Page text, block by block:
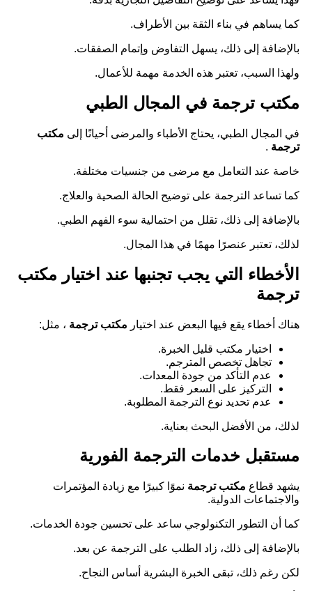
كما يساهم في بناء الثقة بين الأطراف.
بالإضافة إلى ذلك، يسهل التفاوض وإتمام الصفقات.
ولهذا السبب، تعتبر هذه الخدمة مهمة للأعمال.
مكتب ترجمة في المجال الطبي
في المجال الطبي، يحتاج الأطباء والمرضى أحيانًا إلى مكتب
ترجمة .
خاصة عند التعامل مع مرضى من جنسيات مختلفة.
كما تساعد الترجمة على توضيح الحالة الصحية والعلاج.
بالإضافة إلى ذلك، تقلل من احتمالية سوء الفهم الطبي.
لذلك، تعتبر عنصرًا مهمًا في هذا المجال.
الأخطاء التي يجب تجنبها عند اختيار مكتب
ترجمة
هناك أخطاء يقع فيها البعض عند اختيار مكتب ترجمة ، مثل:
اختيار مكتب قليل الخبرة.
تجاهل تخصص المترجم.
عدم التأكد من جودة المعدات.
التركيز على السعر فقط.
عدم تحديد نوع الترجمة المطلوبة.
لذلك، من الأفضل البحث بعناية.
مستقبل خدمات الترجمة الفورية
يشهد قطاع مكتب ترجمة نموًا كبيرًا مع زيادة المؤتمرات
والاجتماعات الدولية.
كما أن التطور التكنولوجي ساعد على تحسين جودة الخدمات.
بالإضافة إلى ذلك، زاد الطلب على الترجمة عن بعد.
لكن رغم ذلك، تبقى الخبرة البشرية أساس النجاح.